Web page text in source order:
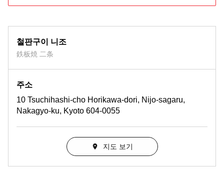
철판구이 니조
鉄板焼 二条
주소
10 Tsuchihashi-cho Horikawa-dori, Nijo-sagaru,
Nakagyo-ku, Kyoto 604-0055
지도 보기